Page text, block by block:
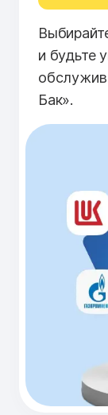
и будьте
Бак».